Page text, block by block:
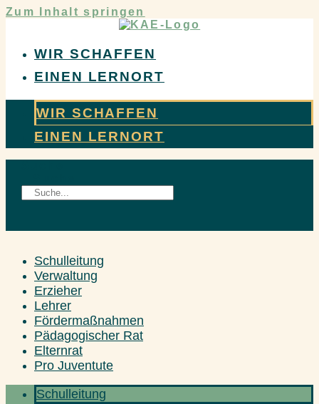
Zum Inhalt springen
WIR SCHAFFEN
EINEN LERNORT
WIR SCHAFFEN
EINEN LERNORT
Schulleitung
Verwaltung
Erzieher
Lehrer
Fördermaßnahmen
Pädagogischer Rat
Elternrat
Pro Juventute
Schulleitung